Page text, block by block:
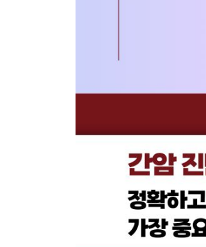
43. 간암이 재발했다고 해
다른 장기로 전이된 간암은
45. 간암 치료 후 CT는 변
47. 간암 치료를 받지 않으
PART 7. 간암 환자를 위한
53. 간암 환자의 식단관리
간이 안 좋으면 단백질 섭
되는 음식은 무엇인가요?
54. 간암 환자인데 밥을 잘
55. 간암 환자가 피해야 하